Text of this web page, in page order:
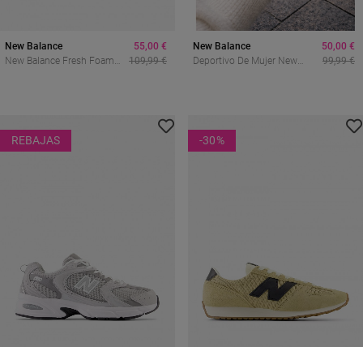
New Balance
New Balance Fresh Foam
55,00 €
109,99 €
New Balance
Deportivo De Mujer New
50,00 €
99,99 €
REBAJAS -30%